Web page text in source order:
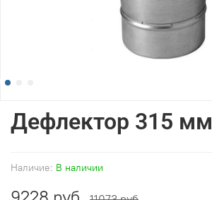
Наличие: В наличии
Дефлектор 315 мм